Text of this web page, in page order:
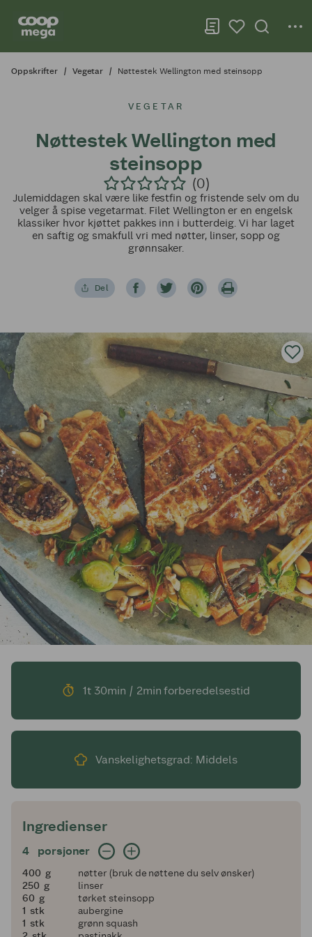
Oppskrifter Vegetar Nøttestek Wellington med steinsopp
VEGETAR
Nøttestek Wellington med
steinsopp
(0)
Julemiddagen skal være like festfin og fristende selv om du
velger å spise vegetarmat. Filet Wellington er en engelsk
klassiker hvor kjøttet pakkes inn i butterdeig. Vi har laget
en saftig og smakfull vri med nøtter, linser, sopp og
grønnsaker.
Del
1t 30min / 2min forberedelsestid
Vanskelighetsgrad: Middels
Ingredienser
4 porsjoner
4 porsjoner
400
400 g
nøtter (bruk de nøttene du selv ønsker)
250
250 g
linser
60
60 g
tørket steinsopp
11 stk
aubergine
11 stk
grønn squash